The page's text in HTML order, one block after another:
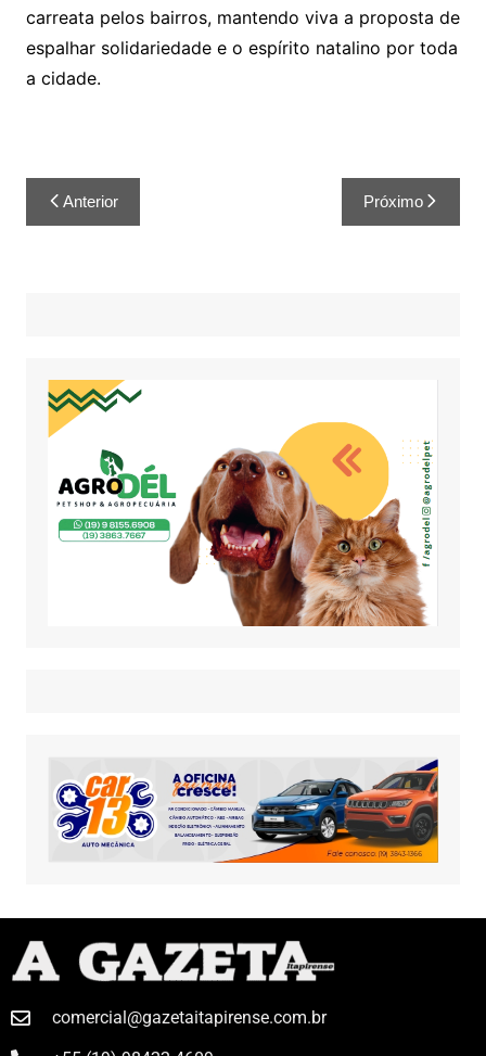
carreata pelos bairros, mantendo viva a proposta de
espalhar solidariedade e o espírito natalino por toda
a cidade.
Anterior Próximo
comercial@gazetaitapirense.com.br